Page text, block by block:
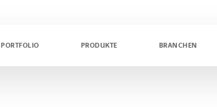
PORTFOLIO PRODUKTE BRANCHEN